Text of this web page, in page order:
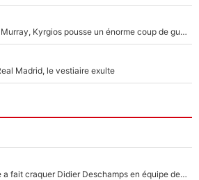
Victime de racisme contre Murray, Kyrgios pousse un énorme coup de gueule !
Madrid, le vestiaire exulte
Le jour où Zinedine Zidane a fait craquer Didier Deschamps en équipe de France : «Je m’en suis voulu», l’ancien sélectionneur a regretté son geste !